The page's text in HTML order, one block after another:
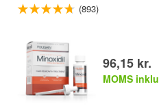
(893)
96,15 kr.
MOMS